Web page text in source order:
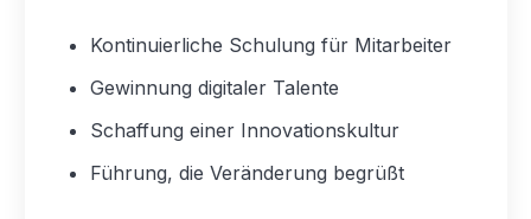
Kontinuierliche Schulung für Mitarbeiter
Gewinnung digitaler Talente
Schaffung einer Innovationskultur
Führung, die Veränderung begrüßt